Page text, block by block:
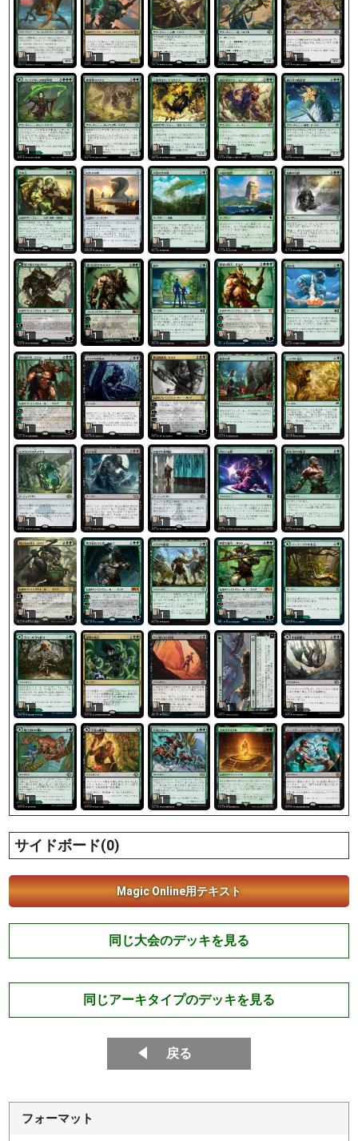
1 1 1 1 1
1 1 1 1 1
1 1 1 1 1
1 1 1 1 1
1 1 1 1 1
1 1 1 1 1
1 1 1 1 1
1 1 1 1 1
1 1 1 1 1
サイドボード(0)
Magic Online用テキスト
同じ大会のデッキを見る
同じアーキタイプのデッキを見る
戻る
フォーマット